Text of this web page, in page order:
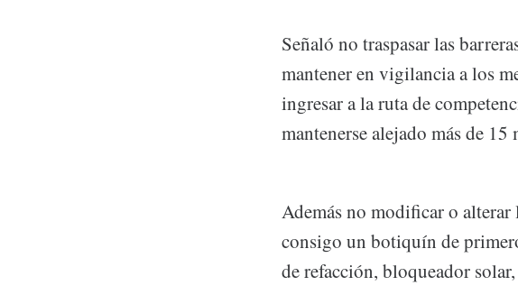
Señaló no traspasar las
mantener en vigilancia a los
ingresar a la ruta de
mantenerse alejado más de 15
Además no modificar o alterar
consigo un botiquín de
de refacción, bloqueador